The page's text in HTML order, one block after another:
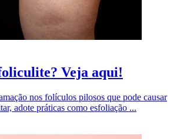
Veja aqui!
nos folículos pilosos que pode causar
adote práticas como esfoliação ...